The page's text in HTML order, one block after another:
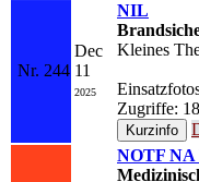
Nr. 244
Dec
11
2025
NIL
Kleines
Zugriffe:
NOTF